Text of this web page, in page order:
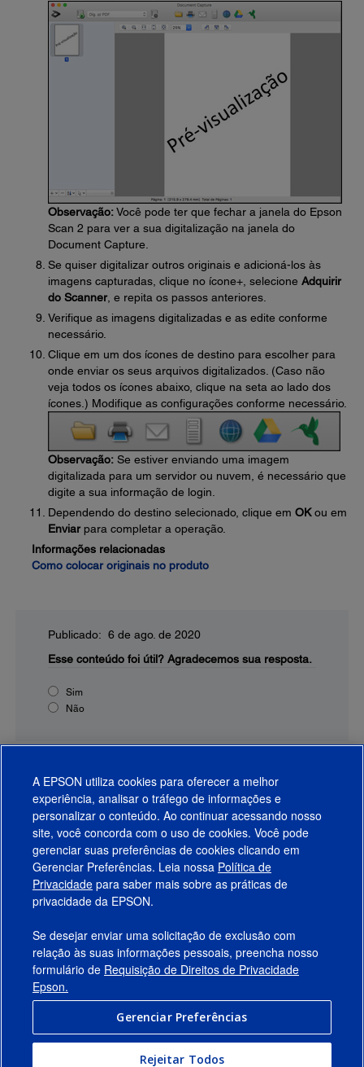
Observação:Você pode ter que fechar a janela do Epson
Scan 2 para ver a sua digitalização na janela do
Document Capture.
Se quiser digitalizar outros originais e adicioná-los às
imagens capturadas, clique no ícone+, selecione Adquirir
do Scanner, e repita os passos anteriores.
Verifique as imagens digitalizadas e as edite conforme
necessário.
Clique em um dos ícones de destino para escolher para
onde enviar os seus arquivos digitalizados. (Caso não
veja todos os ícones abaixo, clique na seta ao lado dos
ícones.) Modifique as configurações conforme necessário.
Observação: Se estiver enviando uma imagem
digitalizada para um servidor ou nuvem, é necessário que
digite a sua informação de login.
Dependendo do destino selecionado, clique em OKou em
Enviarpara completar a operação.
Informações relacionadas
Como colocar originais no produto
Publicado: 6 de ago. de 2020
Esse conteúdo foi útil? Agradecemos sua resposta.
Sim
Não
Produtos
Suporte
Links Sugeridos
Empresa
Conecte-se com a Epson
A EPSON utiliza cookies para oferecer a melhor
experiência, analisar o tráfego de informações e
personalizar o conteúdo. Ao continuar acessando nosso
site, você concorda com o uso de cookies. Você pode
gerenciar suas preferências de cookies clicando em
Gerenciar Preferências. Leia nossa Política de
Privacidade para saber mais sobre as práticas de
privacidade da EPSON.
Se desejar enviar uma solicitação de exclusão com
relação às suas informações pessoais, preencha nosso
formulário de Requisição de Direitos de Privacidade
Epson.
Gerenciar Preferências
Rejeitar Todos